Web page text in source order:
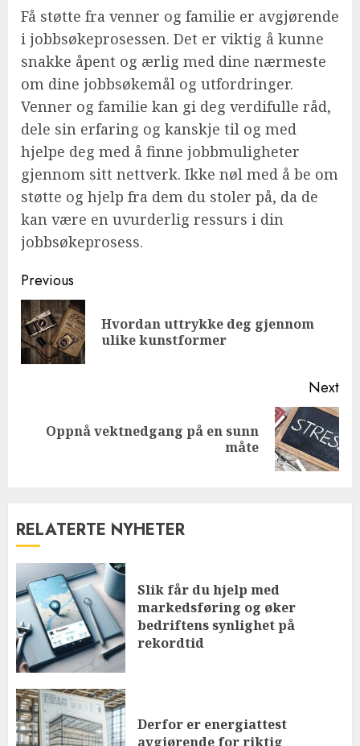
Få støtte fra venner og familie er avgjørende
i jobbsøkeprosessen. Det er viktig å kunne
snakke åpent og ærlig med dine nærmeste
om dine jobbsøkemål og utfordringer.
Venner og familie kan gi deg verdifulle råd,
dele sin erfaring og kanskje til og med
hjelpe deg med å finne jobbmuligheter
gjennom sitt nettverk. Ikke nøl med å be om
støtte og hjelp fra dem du stoler på, da de
kan være en uvurderlig ressurs i din
jobbsøkeprosess.
Continue
Reading
Previous
Hvordan uttrykke deg gjennom
ulike kunstformer
Next
NextOppnå vektnedgang på en sunn
måte
RELATERTE NYHETER
Slik får du hjelp med
markedsføring og øker
bedriftens synlighet på
rekordtid
Derfor er energiattest
avgjørende for riktig